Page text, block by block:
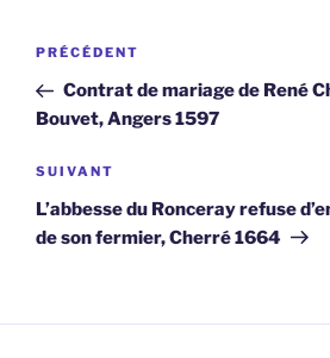
Navigation
l’article
Article
précédent
PRÉCÉDENT
Contrat de mariage de René
Bouvet, Angers 1597
Article
suivant
SUIVANT
L’abbesse du Ronceray refuse
de son fermier, Cherré 1664